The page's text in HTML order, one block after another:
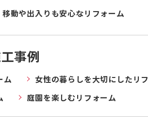
移動や出入りも安心なリフォーム
事例
ム
女性の暮らしを大切にしたリ
庭園を楽しむリフォーム